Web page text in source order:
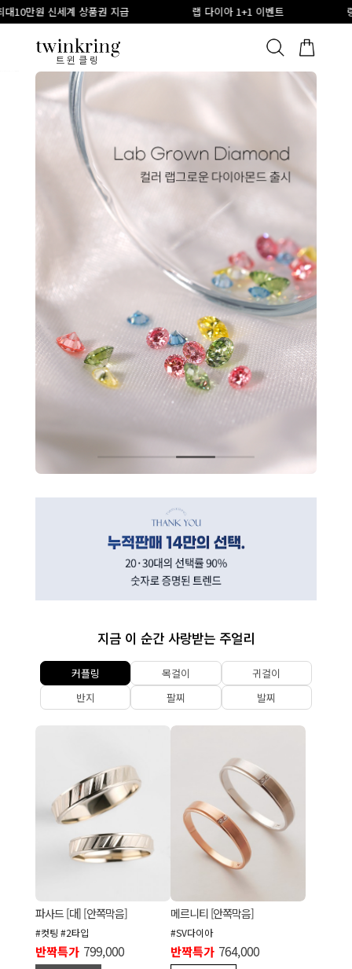
계 상품권 지급 랩 다이아 1+1 이벤트 링게이지 구
트윈클링
ALL 베스트 안쪽막음 가격대별 웨딩/다이아 가드링/반지
지금 이 순간 사랑받는 주얼리
커플링 목걸이
귀걸이
반지
팔찌 발찌
파사드 [대] [안쪽막음]
#컷팅 #2타입
반짝특가 799,000
메르니티 [안쪽막음]
#SV다이아
반짝특가 764,000